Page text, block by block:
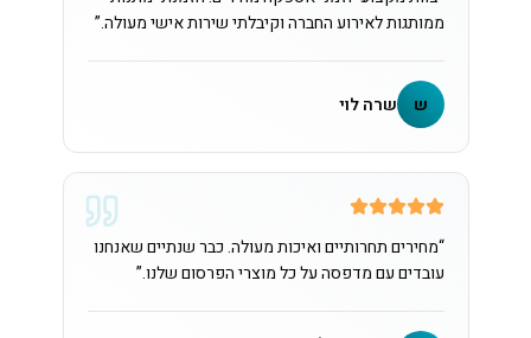
ממותגות לאירוע החברה וקיבלתי שירות אישי מעולה.”
ש שרה לוי
“מחירים תחרותיים ואיכות מעולה. כבר שנתיים שאנחנו
עובדים עם מדפסה על כל מוצרי הפרסום שלנו.”